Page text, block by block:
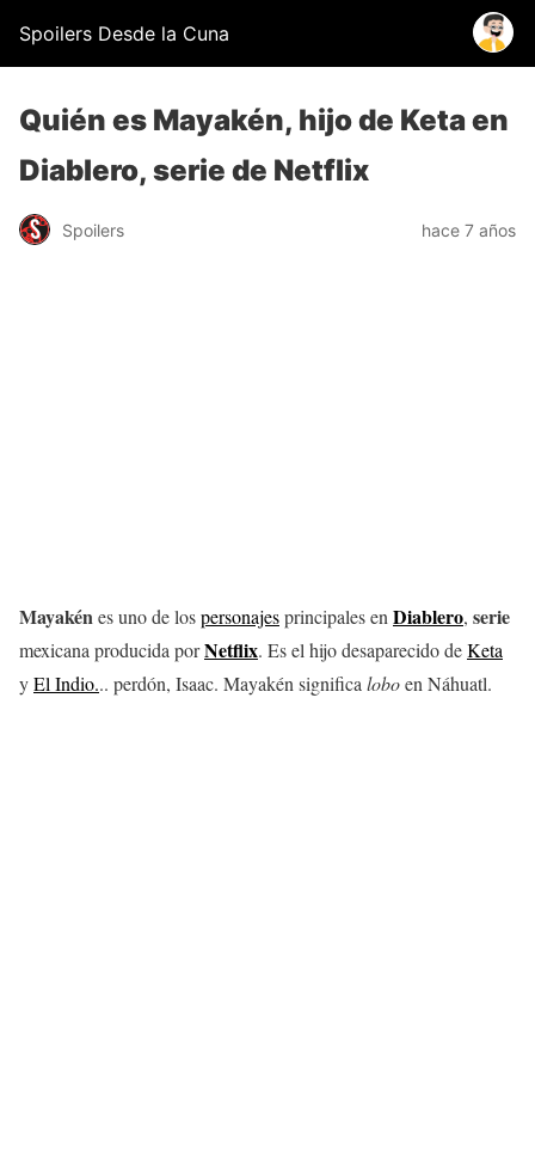
Spoilers Desde la Cuna
Quién es Mayakén, hijo de Keta en
Diablero, serie de Netflix
Spoilers hace 7 años
Mayakénes uno de lospersonajesprincipales en Diablero, serie
mexicana producida porNetflix. Es el hijo desaparecido deKeta
yEl Indio... perdón, Isaac. Mayakén significa loboen Náhuatl.